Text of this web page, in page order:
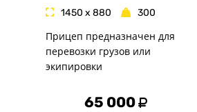
1450 x 880 300
Прицеп предназначен для
перевозки грузов или
экипировки
65 000